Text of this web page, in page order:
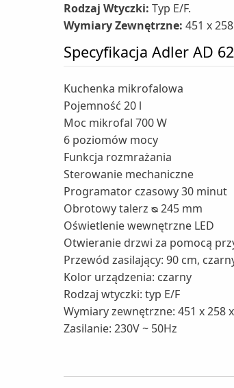
Rodzaj Wtyczki: Typ E/F.
Wymiary Zewnętrzne: 451 x
Specyfikacja Adler AD
Kuchenka mikrofalowa
Pojemność 20 l
Moc mikrofal 700 W
6 poziomów mocy
Funkcja rozmrażania
Sterowanie mechaniczne
Programator czasowy 30 minut
Obrotowy talerz ᴓ 245 mm
Oświetlenie wewnętrzne LED
Otwieranie drzwi za pomocą
Przewód zasilający: 90 cm,
Kolor urządzenia: czarny
Rodzaj wtyczki: typ E/F
Wymiary zewnętrzne: 451 x 258
Zasilanie: 230V ~ 50Hz